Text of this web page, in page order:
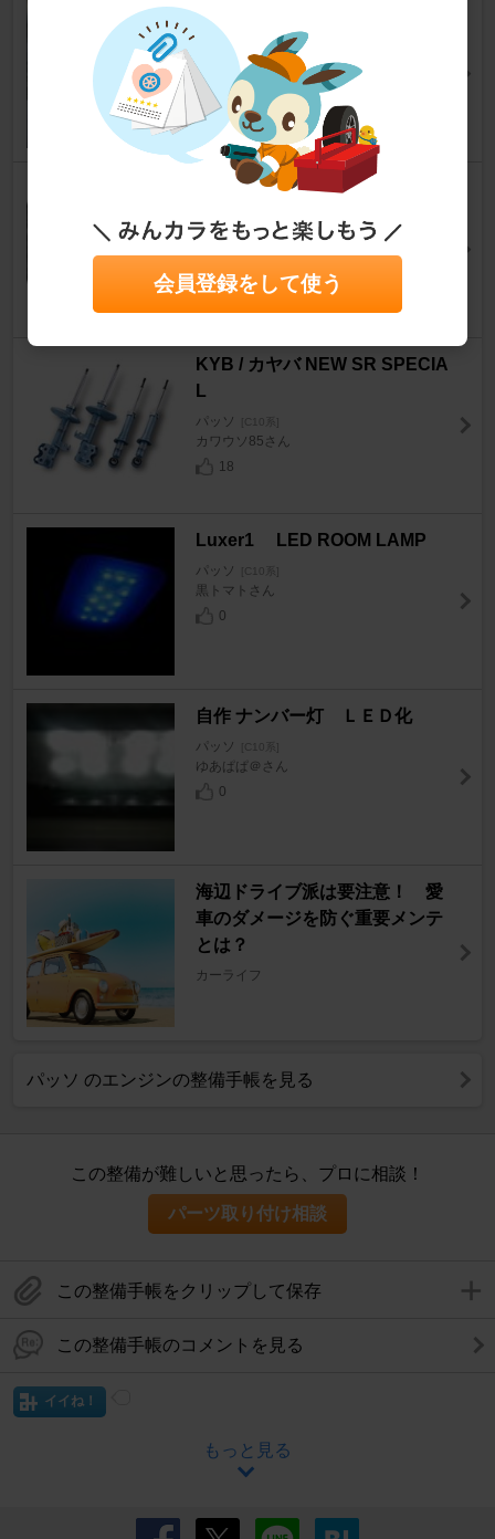
電動パワステモーター分解清掃
パッソ [C10系]
かっつ70さん
21
carrozzeria TS－J１０１０A
パッソ [C10系]
ちゃ～さん
KYB / カヤバ NEW SR SPECIA
L
パッソ [C10系]
カワウソ85さん
18
Luxer1 LED ROOM LAMP
パッソ [C10系]
黒トマトさん
0
自作 ナンバー灯 ＬＥＤ化
パッソ [C10系]
ゆあぱぱ＠さん
0
海辺ドライブ派は要注意！ 愛
車のダメージを防ぐ重要メンテ
とは？
カーライフ
パッソ のエンジンの整備手帳を見る
この整備が難しいと思ったら、プロに相談！
パーツ取り付け相談
この整備手帳をクリップして保存
この整備手帳のコメントを見る
イイね！
もっと見る
会員登録をして使う